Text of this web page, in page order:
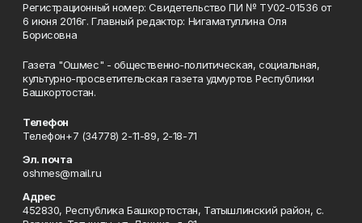
Регистрационный номер: Свидетельство ПИ № ТУ02-01536 от
6 июня 2016г. Главный редактор: Нигаматуллина Оля
Борисовна
Газета "Ошмес" - общественно-политическая, социальная,
культурно-просветительская газета удмуртов Республики
Башкортостан.
Телефон
Телефон+7 (34778) 2-11-89, 2-18-71
Эл. почта
oshmes@mail.ru
Адрес
452830, Республика Башкортостан, Татышлинский район, с.